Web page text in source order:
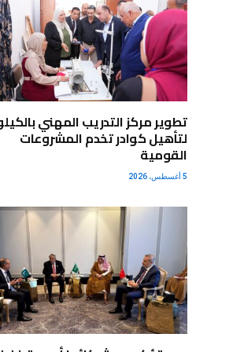
لتأهيل كوادر تخدم المشروعات
القومية
5 أغسطس، 2026